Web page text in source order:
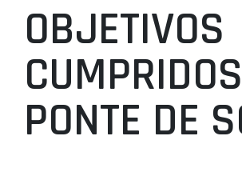
ÚLTIMAS
COMPETIÇÕES
ASSOCIAÇÕES
CLUBES
AGENTES
OBJETIVOS
PONTE DE